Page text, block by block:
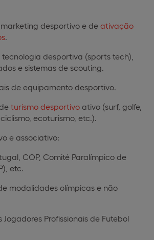
desportivo e de ativação
tecnologia desportiva (sports tech),
e sistemas de scouting.
de equipamento desportivo.
turismo desportivo ativo (surf, golfe,
ecoturismo, etc.).
e associativo:
COP, Comité Paralímpico de
etc.
modalidades olímpicas e não
Jogadores Profissionais de Futebol